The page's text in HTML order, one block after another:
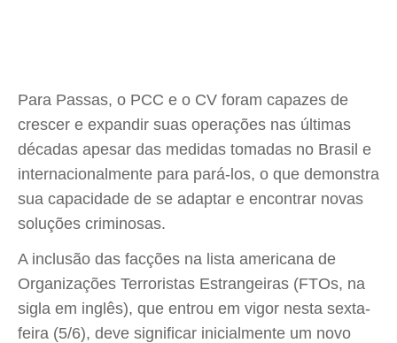
Para Passas, o PCC e o CV foram capazes de
crescer e expandir suas operações nas últimas
décadas apesar das medidas tomadas no Brasil e
internacionalmente para pará-los, o que demonstra
sua capacidade de se adaptar e encontrar novas
soluções criminosas.
A inclusão das facções na lista americana de
Organizações Terroristas Estrangeiras (FTOs, na
sigla em inglês), que entrou em vigor nesta sexta-
feira (5/6), deve significar inicialmente um novo